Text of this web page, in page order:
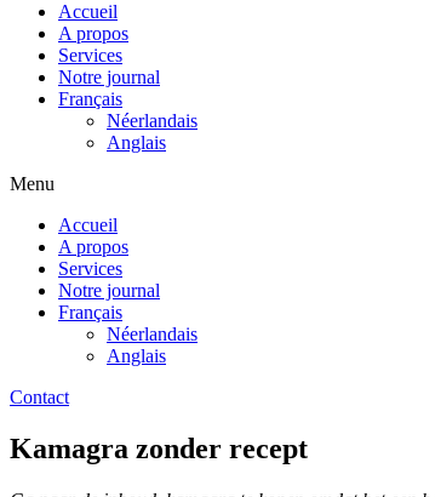
Accueil
A propos
Services
Notre journal
Français
Néerlandais
Anglais
Menu
Accueil
A propos
Services
Notre journal
Français
Néerlandais
Anglais
Contact
Kamagra zonder recept